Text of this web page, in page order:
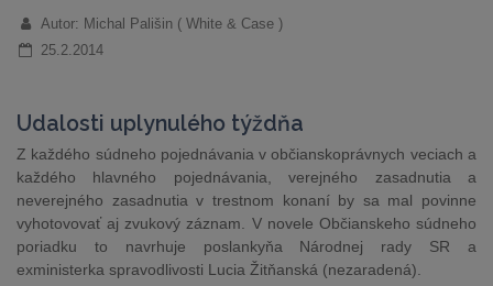
Autor: Michal Pališin ( White & Case )
25.2.2014
Udalosti uplynulého týždňa
Z každého súdneho pojednávania v občianskoprávnych veciach a
každého hlavného pojednávania, verejného zasadnutia a
neverejného zasadnutia v trestnom konaní by sa mal povinne
vyhotovovať aj zvukový záznam. V novele Občianskeho súdneho
poriadku to navrhuje poslankyňa Národnej rady SR a
exministerka spravodlivosti Lucia Žitňanská (nezaradená).